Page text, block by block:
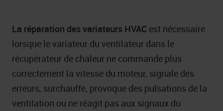
La réparation des variateurs HVAC est nécessaire
lorsque le variateur du ventilateur dans le
récupérateur de chaleur ne commande plus
correctement la vitesse du moteur, signale des
erreurs, surchauffe, provoque des pulsations de la
ventilation ou ne réagit pas aux signaux du